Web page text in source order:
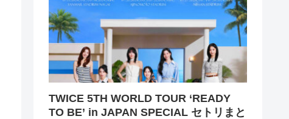
TWICE 5TH WORLD TOUR ‘READY
TO BE’ in JAPAN SPECIAL セトリまと